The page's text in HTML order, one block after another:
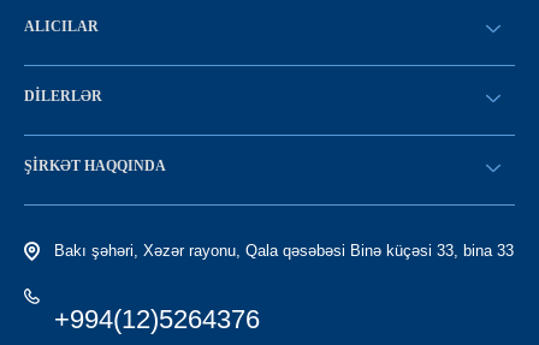
ALICILAR
SİFARİŞ VERİN
DILERLƏR
SATICI OLMAQ
LC-yə giriş
ŞIRKƏT HAQQINDA
Tariximiz
Bakı şəhəri, Xəzər rayonu, Qala qəsəbəsi Binə küçəsi 33, bina 33
+994(12)5264376